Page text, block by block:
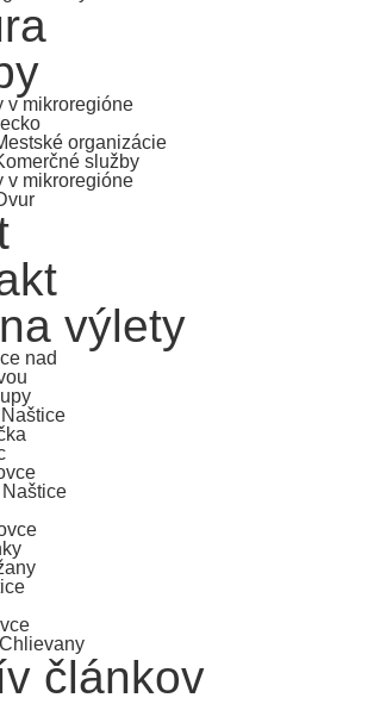
v mikroregióne
organizácie
služby
v mikroregióne
výlety
nad
článkov